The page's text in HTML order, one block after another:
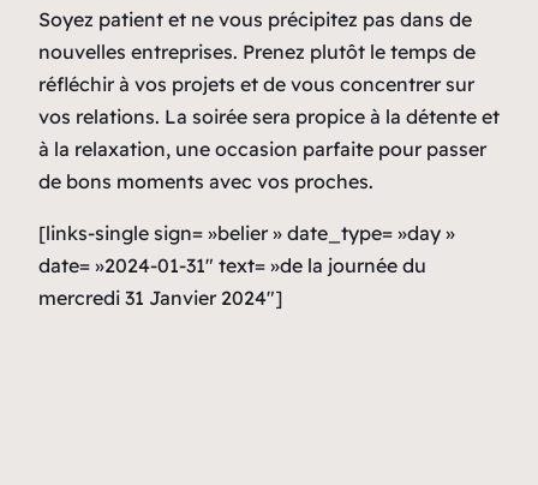
Soyez patient et ne vous précipitez pas dans de
nouvelles entreprises. Prenez plutôt le temps de
réfléchir à vos projets et de vous concentrer sur
vos relations. La soirée sera propice à la détente et
à la relaxation, une occasion parfaite pour passer
de bons moments avec vos proches.
[links-single sign= »belier » date_type= »day »
date= »2024-01-31″ text= »de la journée du
mercredi 31 Janvier 2024″]